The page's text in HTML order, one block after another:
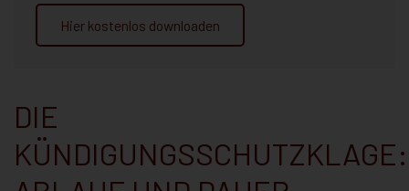
Hier kostenlos downloaden
DIE
KÜNDIGUNGSSCHUTZKLAGE: